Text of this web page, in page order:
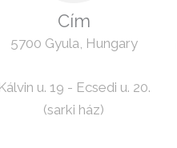
Cím
5700 Gyula, Hungary
Kálvin u. 19 - Ecsedi u. 20.
(sarki ház)